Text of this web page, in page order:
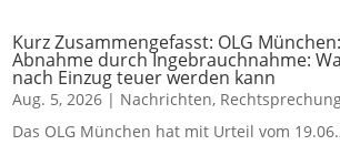
Kurz Zusammengefasst: OLG
Abnahme durch Ingebrauchnahme:
nach Einzug teuer werden kann
Aug. 5, 2026 | Nachrichten,
Das OLG München hat mit Urteil vom